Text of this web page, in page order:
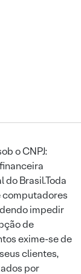
o CNPJ:
Brasil.Toda
computadores
impedir
de
exime-se de
clientes,
por